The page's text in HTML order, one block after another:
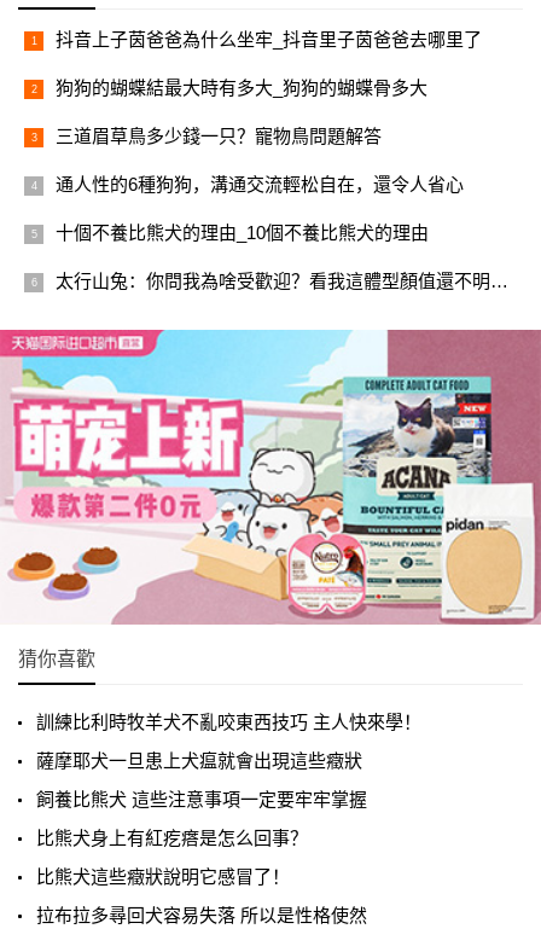
抖音上子茵爸爸為什么坐牢_抖音里子茵爸爸去哪里了
狗狗的蝴蝶結最大時有多大_狗狗的蝴蝶骨多大
三道眉草鳥多少錢一只？寵物鳥問題解答
通人性的6種狗狗，溝通交流輕松自在，還令人省心
十個不養比熊犬的理由_10個不養比熊犬的理由
太行山兔：你問我為啥受歡迎？看我這體型顏值還不明白？
猜你喜歡
訓練比利時牧羊犬不亂咬東西技巧 主人快來學！
薩摩耶犬一旦患上犬瘟就會出現這些癥狀
飼養比熊犬 這些注意事項一定要牢牢掌握
比熊犬身上有紅疙瘩是怎么回事？
比熊犬這些癥狀說明它感冒了！
拉布拉多尋回犬容易失落 所以是性格使然